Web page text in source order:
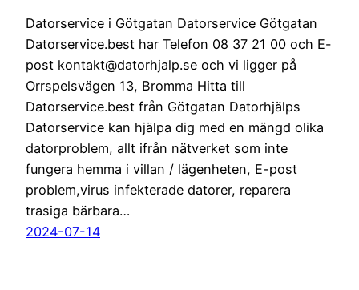
Datorservice i Götgatan Datorservice Götgatan
Datorservice.best har Telefon 08 37 21 00 och E-
post kontakt@datorhjalp.se och vi ligger på
Orrspelsvägen 13, Bromma Hitta till
Datorservice.best från Götgatan Datorhjälps
Datorservice kan hjälpa dig med en mängd olika
datorproblem, allt ifrån nätverket som inte
fungera hemma i villan / lägenheten, E-post
problem,virus infekterade datorer, reparera
trasiga bärbara…
2024-07-14